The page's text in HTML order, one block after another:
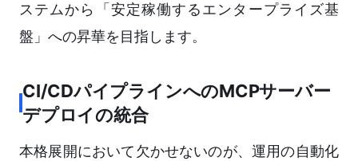
ステムから「安定稼働するエンタープライズ基
盤」への昇華を目指します。
CI/CDパイプラインへのMCPサーバー
デプロイの統合
本格展開において欠かせないのが、運用の自動化